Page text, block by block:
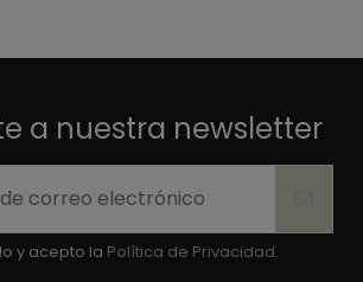
a nuestra newsletter
y acepto la Política de Privacidad.